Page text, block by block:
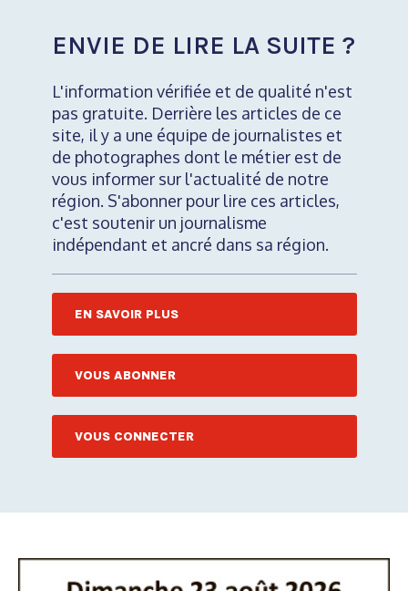
ENVIE DE LIRE LA SUITE ?
L'information vérifiée et de qualité n'est
pas gratuite. Derrière les articles de ce
site, il y a une équipe de journalistes et
de photographes dont le métier est de
vous informer sur l'actualité de notre
région. S'abonner pour lire ces articles,
c'est soutenir un journalisme
indépendant et ancré dans sa région.
EN SAVOIR PLUS
VOUS ABONNER
VOUS CONNECTER